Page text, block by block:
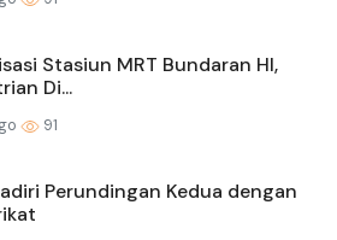
Stasiun MRT Bundaran HI,
Di...
91
Perundingan Kedua dengan